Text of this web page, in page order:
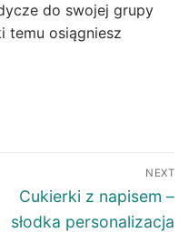
do swojej grupy
temu osiągniesz
NEXT
Next
post:
Cukierki z napisem –
słodka personalizacja